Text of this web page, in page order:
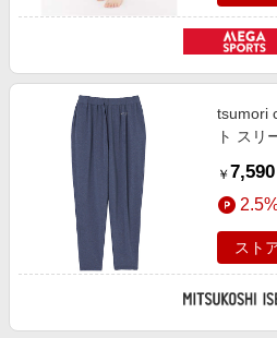
tsumori
ト スリ
丹/公式】
￥ 7,590
スト